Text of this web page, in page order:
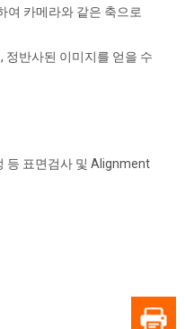
여 카메라와 같은 축으로
정반사된 이미지를 얻을 수
등 표면검사 및 Alignment